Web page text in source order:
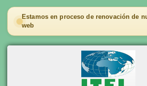
Estamos en proceso de renovación de
web